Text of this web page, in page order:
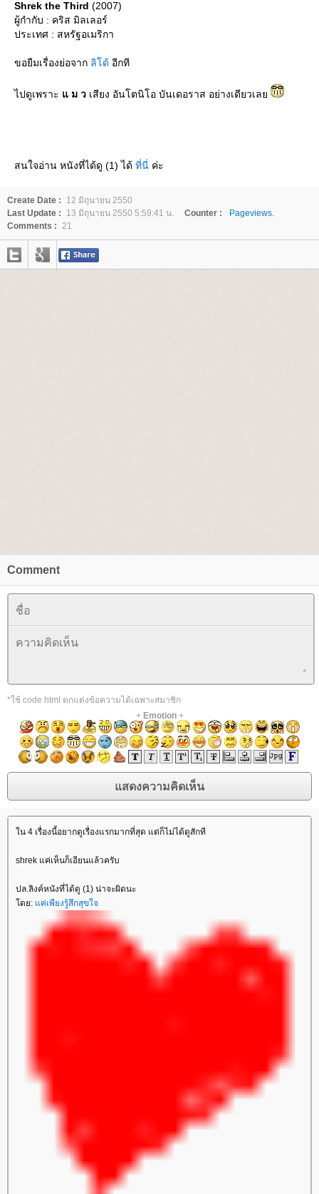
Shrek the Third (2007)
ผู้กำกับ : คริส มิลเลอร์
ประเทศ : สหรัฐอเมริกา
ขอยืมเรื่องย่อจาก ลิโด้ อีกที
ไปดูเพราะ ม ว เสียง อันโตนิโอ บันเดอราส อย่างเดียวเล
สนใจอ่าน หนังที่ได้ดู (1) ได้ ที่นี่ ค่ะ
Create Date :
12 มิถุนายน 2550
Last Update :
13 มิถุนายน 2550 5:59:41 น. Counter :
Pageviews.
Comments : 21
Comment
*ใช้ code html ตกแต่งข้อความได้เฉพาะสมาชิก
+ Emotion+
น 4 เรื่องนี้อยากดูเรื่องแรกมากที่สุด แต่ก็ไม่ได้ดูสักที
shrek แค่เห็นก็เอียนแล้วครับ
ปล.ลิงค์หนังที่ได้ดู (1) น่าจะผิดนะ
ดย: ค่เพียงรู้สึกสุขใจ